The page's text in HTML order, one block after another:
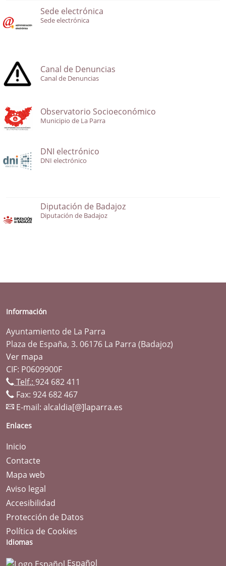
Sede electrónica
Sede electrónica
Canal de Denuncias
Canal de Denuncias
Observatorio Socioeconómico
Municipio de La Parra
DNI electrónico
DNI electrónico
Diputación de Badajoz
Diputación de Badajoz
Información
Ayuntamiento de La Parra
Plaza de España, 3. 06176 La Parra (Badajoz)
Ver mapa
CIF: P0609900F
Telf.: 924 682 411
Fax: 924 682 467
E-mail: alcaldia[@]laparra.es
Enlaces
Inicio
Contacte
Mapa web
Aviso legal
Accesibilidad
Protección de Datos
Política de Cookies
Idiomas
Español